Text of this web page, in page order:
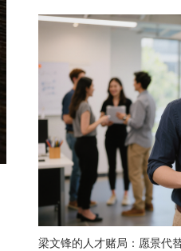
梁文锋的人才赌局：愿景代